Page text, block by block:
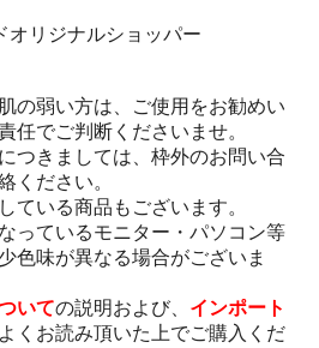
オリジナルショッパー
の弱い方は、ご使用をお勧めい
任でご判断くださいませ。
つきましては、枠外のお問い合
ください。
ている商品もございます。
っているモニター・パソコン等
色味が異なる場合がございま
いての説明および、 インポート
くお読み頂いた上でご購入くだ